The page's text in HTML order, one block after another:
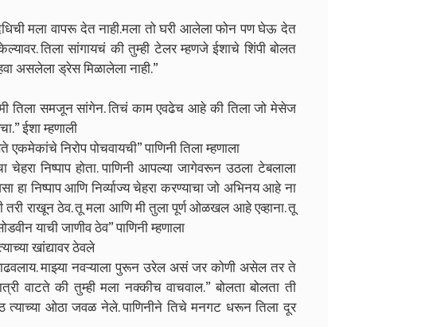
मला वापरू देत नाही.मला तो घरी आलेला फोन पण घेऊ देत
तिला सांगायचं की तुम्ही टेलर म्हणजे ईशाचे शिंपी बोलत
असलेला ड्रेस मिळालेला नाही.”
मी तिला समजून सांगेन. तिचं काम एवढेच आहे की तिला जो मेसेज
ईशा म्हणाली
निरोप पोचवायची” पाणिनी तिला म्हणाला
निष्पाप होता. पाणिनी आपल्या जागेवरून उठला टेबलाला
निष्पाप आणि निर्व्याज्य चेहरा करण्याचा जो अभिनय आहे ना
तरी राखून ठेव. तू मला आणि मी तुला पूर्ण ओळखल आहे एव्हाना. तू
याची जाणीव ठेव” पाणिनी म्हणाला
खांद्यावर ठेवले
माझ्या नवऱ्याला पुरून उरेल असं जर कोणी असेल तर ते
वाटते की तुम्ही मला नक्कीच वाचवाल.” बोलता बोलता ती
ओठा जवळ नेले. पाणिनीने तिचे मनगट धरून तिला दूर